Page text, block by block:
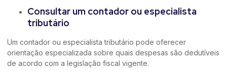
Consultar um contador ou especialista
tributário
Um contador ou especialista tributário pode oferecer
orientação especializada sobre quais despesas são dedutíveis
de acordo com a legislação fiscal vigente.